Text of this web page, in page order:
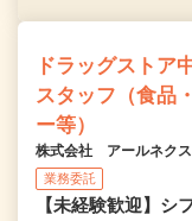
ドラッグストア
スタッフ（食品
ー等）
株式会社 アールネクス
業務委託
【未経験歓迎】